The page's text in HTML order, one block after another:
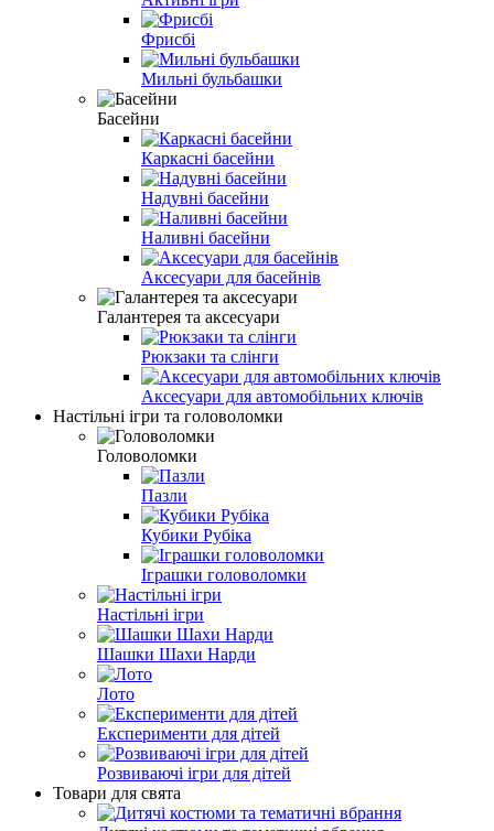
Фрисбі
Мильні бульбашки
Басейни
Каркасні басейни
Надувні басейни
Наливні басейни
Аксесуари для басейнів
Галантерея та аксесуари
Рюкзаки та слінги
Аксесуари для автомобільних ключів
Настільні ігри та головоломки
Головоломки
Пазли
Кубики Рубіка
Іграшки головоломки
Настільні ігри
Шашки Шахи Нарди
Лото
Експерименти для дітей
Розвиваючі ігри для дітей
Товари для свята